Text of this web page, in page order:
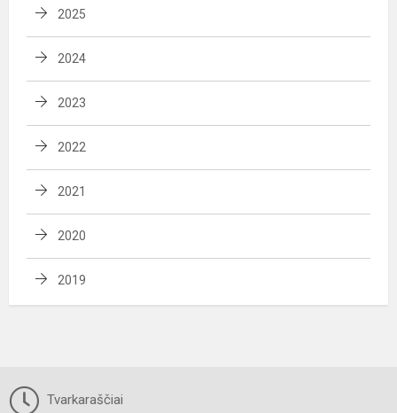
2025
2024
2023
2022
2021
2020
2019
Tvarkaraščiai